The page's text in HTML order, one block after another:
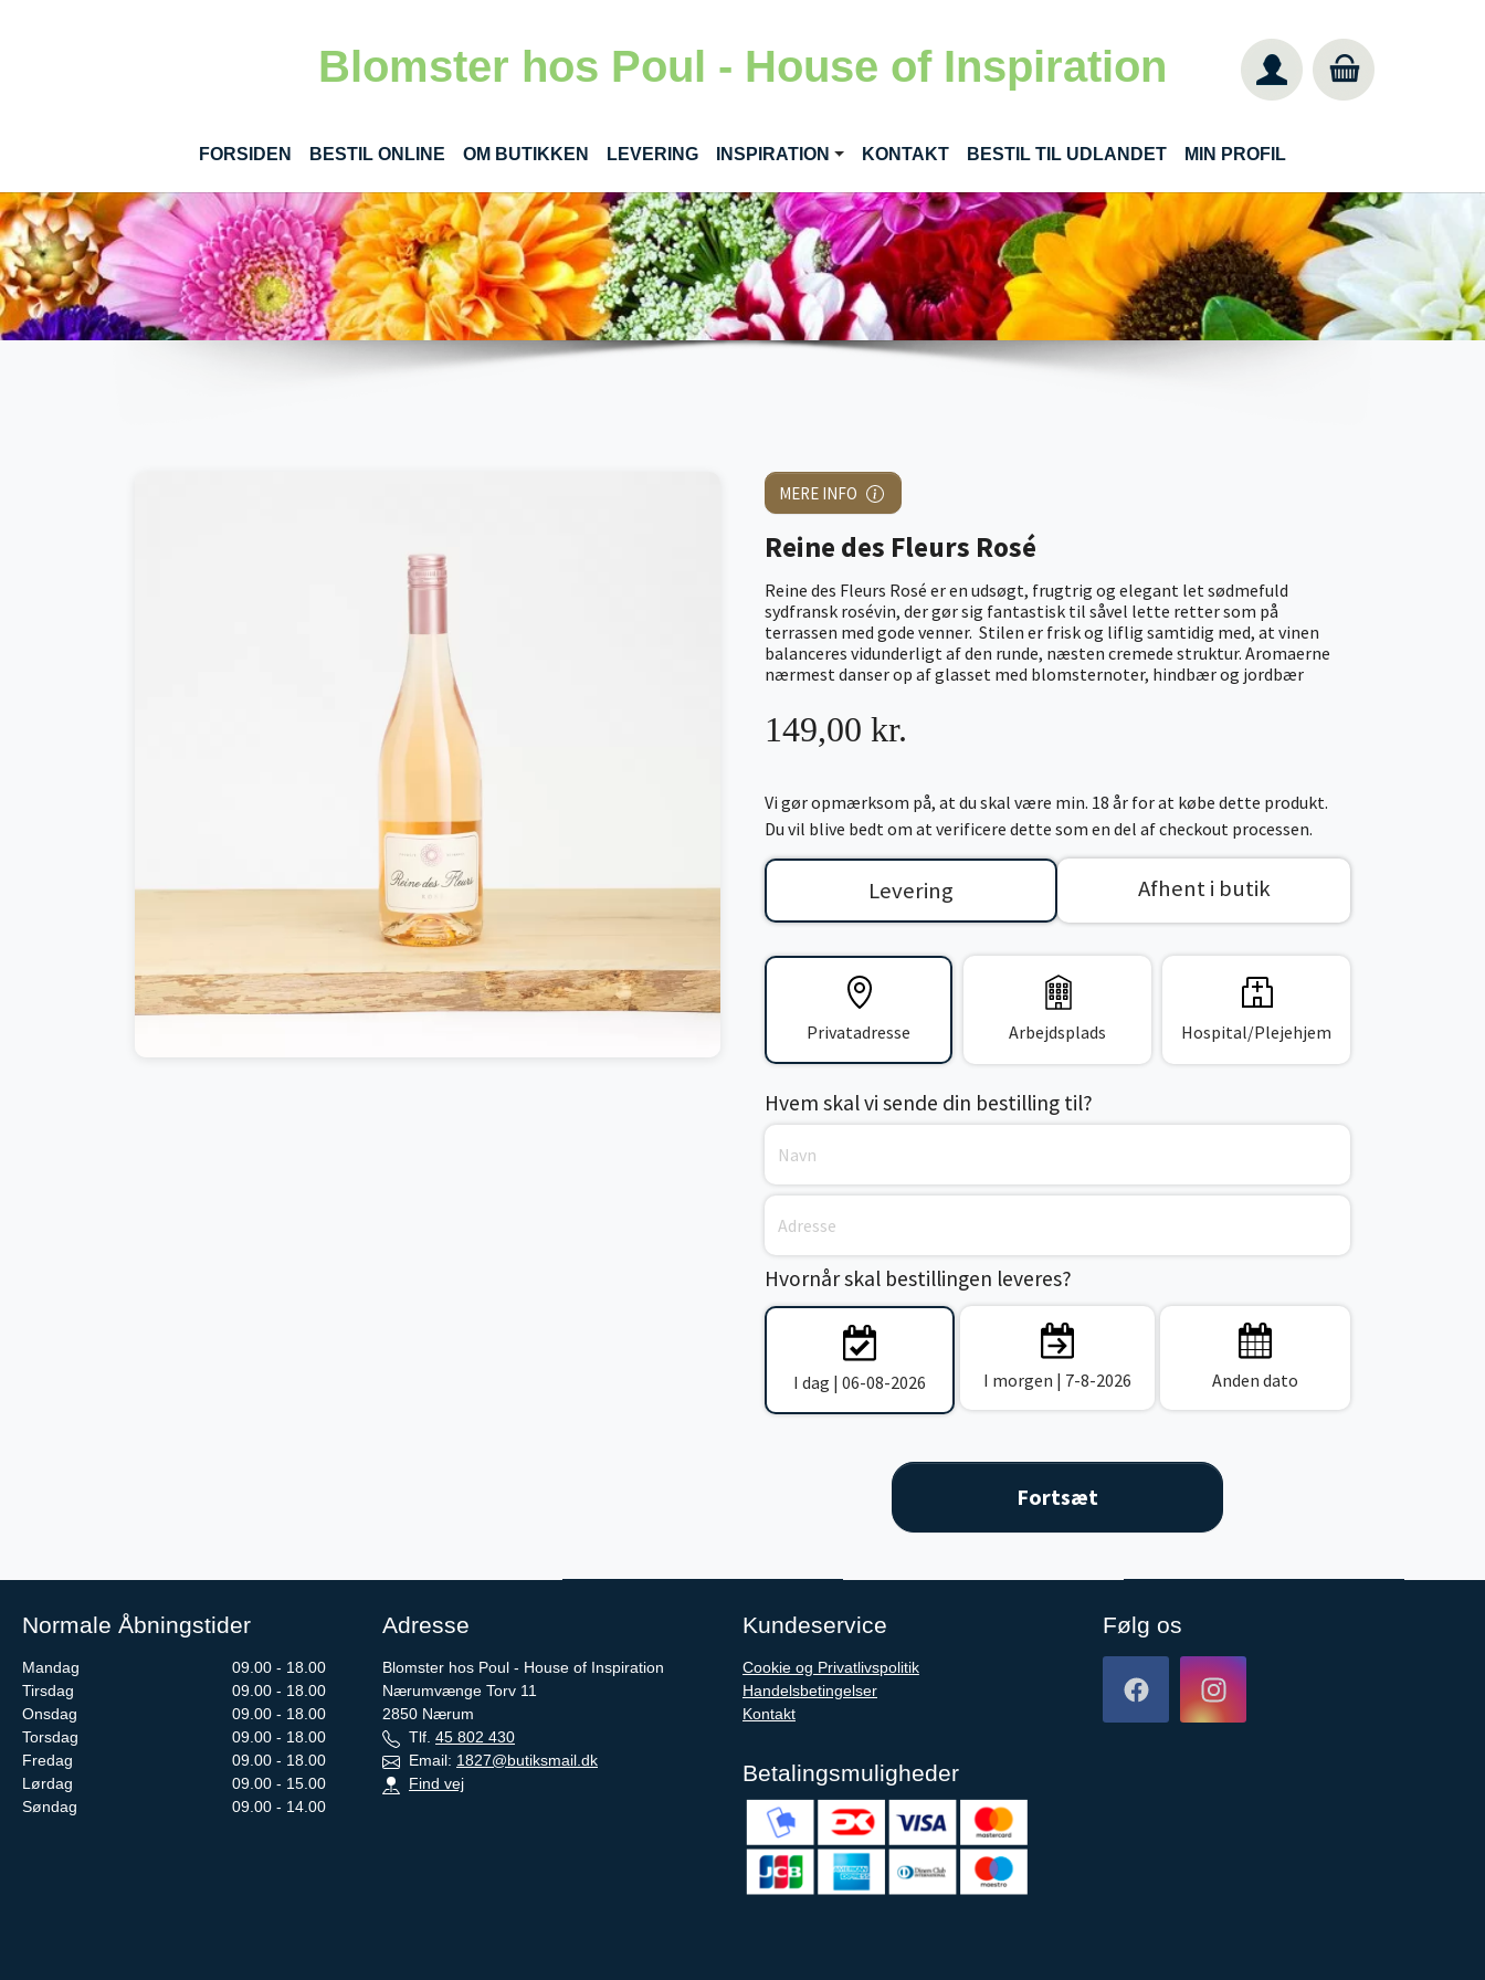
Blomster hos Poul - House of Inspiration
FORSIDEN BESTIL ONLINE(CURRENT)
OM BUTIKKEN LEVERING INSPIRATION KONTAKT BESTIL TIL UDLANDET MIN PROFIL
MERE INFO
Reine des Fleurs Rosé
Reine des Fleurs Rosé er en udsøgt, frugtrig og elegant let sødmefuld
sydfransk rosévin, der gør sig fantastisk til såvel lette retter som på
terrassen med gode venner. Stilen er frisk og liflig samtidig med, at vinen
balanceres vidunderligt af den runde, næsten cremede struktur. Aromaerne
nærmest danser op af glasset med blomsternoter, hindbær og jordbær
149,00 kr.
Vi gør opmærksom på, at du skal være min. 18 år for at købe dette produkt.
Du vil blive bedt om at verificere dette som en del af checkout processen.
Levering Afhent i butik
Privatadresse Arbejdsplads Hospital/Plejehjem
Hvem skal vi sende din bestilling til?
Hvornår skal bestillingen leveres?
I dag | 06-08-2026 I morgen | 7-8-2026 Anden dato
Normale Åbningstider
Mandag
09.00 - 18.00
Tirsdag
09.00 - 18.00
Onsdag
09.00 - 18.00
Torsdag
09.00 - 18.00
Fredag
09.00 - 18.00
Lørdag
09.00 - 15.00
Søndag
09.00 - 14.00
Adresse
Blomster hos Poul - House of Inspiration
Nærumvænge Torv 11
2850 Nærum
Tlf. 45 802 430
Email: 1827@butiksmail.dk
Find vej
Kundeservice
Cookie og Privatlivspolitik
Handelsbetingelser
Kontakt
Betalingsmuligheder
Følg os